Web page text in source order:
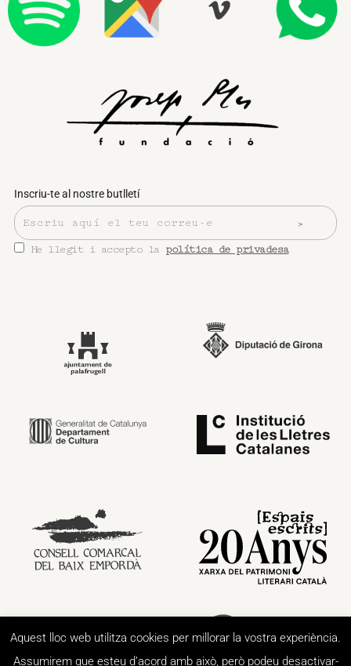
Inscriu-te al nostre butlletí
He llegit i accepto la política de privadesa
Aquest lloc web utilitza cookies per millorar la vostra experiència.
Assumirem que esteu d’acord amb això, però podeu desactivar-